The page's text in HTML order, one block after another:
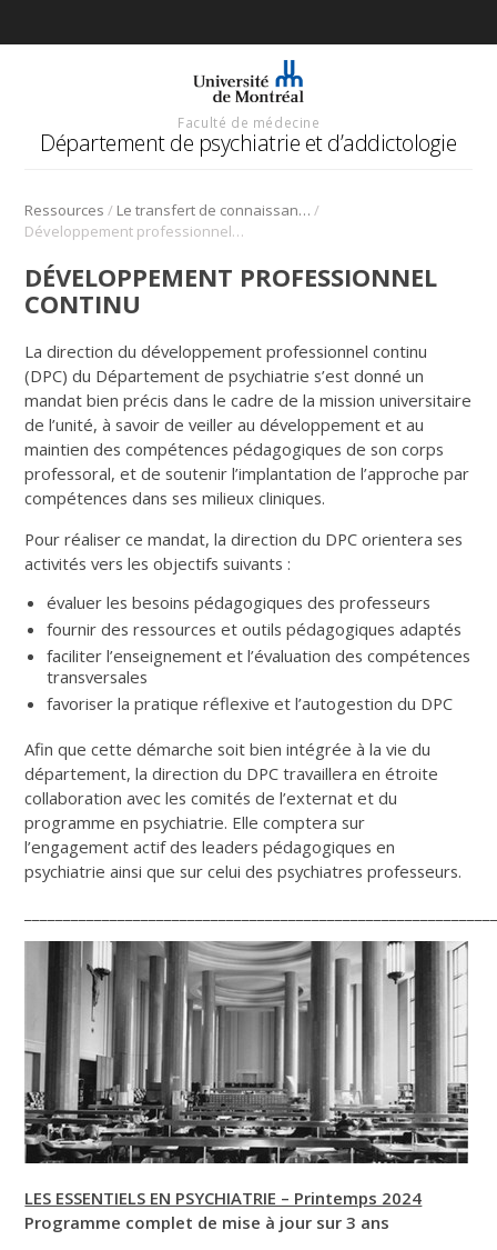
Faculté de médecine
Département de psychiatrie et d’addictologie
Ressources / Le transfert de connaissances /
Développement professionnel continu
DÉVELOPPEMENT PROFESSIONNEL
CONTINU
La direction du développement professionnel continu
(DPC) du Département de psychiatrie s’est donné un
mandat bien précis dans le cadre de la mission universitaire
de l’unité, à savoir de veiller au développement et au
maintien des compétences pédagogiques de son corps
professoral, et de soutenir l’implantation de l’approche par
compétences dans ses milieux cliniques.
Pour réaliser ce mandat, la direction du DPC orientera ses
activités vers les objectifs suivants :
évaluer les besoins pédagogiques des professeurs
fournir des ressources et outils pédagogiques adaptés
faciliter l’enseignement et l’évaluation des compétences
transversales
favoriser la pratique réflexive et l’autogestion du DPC
Afin que cette démarche soit bien intégrée à la vie du
département, la direction du DPC travaillera en étroite
collaboration avec les comités de l’externat et du
programme en psychiatrie. Elle comptera sur
l’engagement actif des leaders pédagogiques en
psychiatrie ainsi que sur celui des psychiatres professeurs.
LES ESSENTIELS EN PSYCHIATRIE – Printemps 2024
Programme complet de mise à jour sur 3 ans